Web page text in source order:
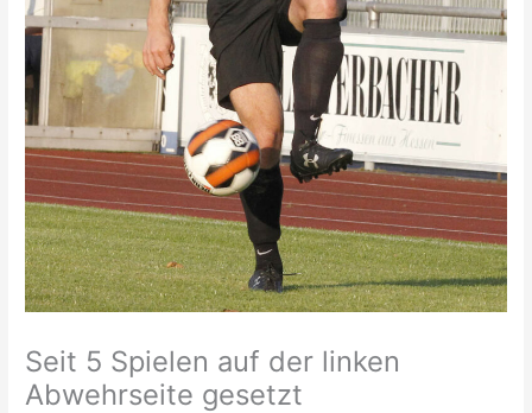
Seit 5 Spielen auf der linken
Abwehrseite gesetzt